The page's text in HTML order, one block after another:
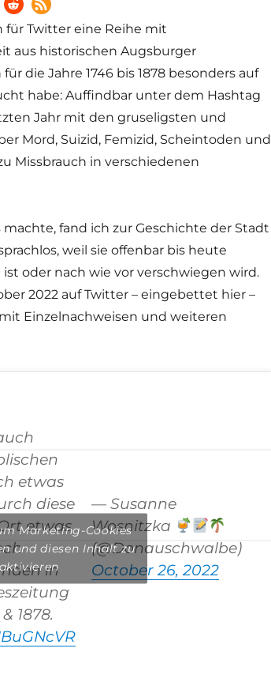
für Twitter eine Reihe mit
aus historischen Augsburger
die Jahre 1746 bis 1878 besonders auf
habe: Auffindbar unter dem Hashtag
Jahr mit den gruseligsten und
Mord, Suizid, Femizid, Scheintoden und
Missbrauch in verschiedenen
fand ich zur Geschichte der Stadt
weil sie offenbar bis heute
oder nach wie vor verschwiegen wird.
2022 auf Twitter – eingebettet hier –
Einzelnachweisen und weiteren
etwas
diese
etwas
in
1878.
— Susanne
Wosnitzka
(@Donauschwalbe)
October 26, 2022
Marketing-Cookies
und diesen Inhalt zu
aktivieren